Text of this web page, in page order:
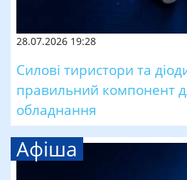
28.07.2026 19:28
Силові тиристори та
правильний компонент
обладнання
Афіша